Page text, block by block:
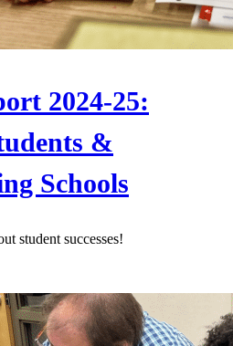
2024-25:
&
Schools
student successes!